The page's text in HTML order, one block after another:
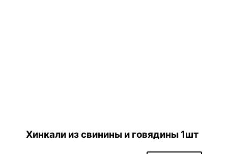
Хинкали из свинины и говядины 1шт